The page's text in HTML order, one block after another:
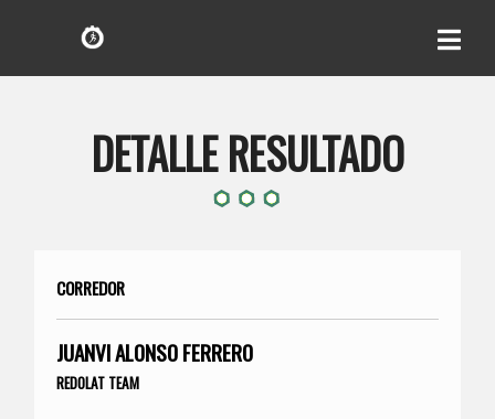
DETALLE RESULTADO
CORREDOR
JUANVI ALONSO FERRERO
REDOLAT TEAM